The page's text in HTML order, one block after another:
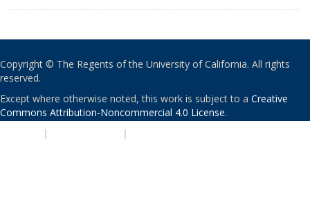
Copyright © The Regents of the University of California. All rights
reserved.
Except where otherwise noted, this work is subject to a Creative
Commons Attribution-Noncommercial 4.0 License.
| |